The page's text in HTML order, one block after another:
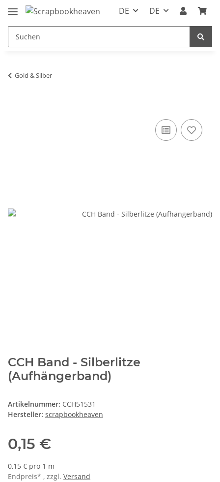
DE DE
Gold & Silber
CCH Band - Silberlitze
(Aufhängerband)
Artikelnummer: CCH51531
Hersteller: scrapbookheaven
0,15 €
0,15 € pro 1 m
Endpreis* , zzgl. Versand